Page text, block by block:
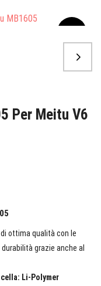
Per Meitu V6
ottima qualità con le
grazie anche al
Li-Polymer